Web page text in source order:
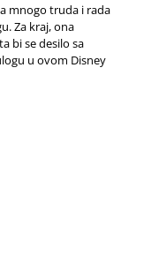
mnogo truda i rada
Za kraj, ona
bi se desilo sa
u ovom Disney